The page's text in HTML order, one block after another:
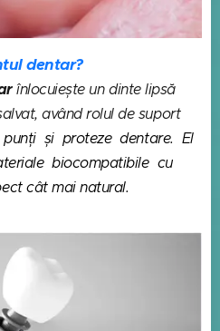
dentar?
înlocuiește un dinte lipsă
având rolul de suport
punți și proteze dentare. El
biocompatibile cu
cât mai natural.